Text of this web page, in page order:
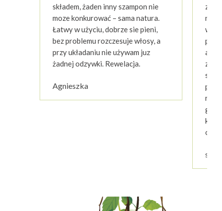
składem, żaden inny szampon nie
moze konkurować – sama natura.
Łatwy w użyciu, dobrze sie pieni,
bez problemu rozczesuje włosy, a
przy układaniu nie używam juz
żadnej odzywki. Rewelacja.
Agnieszka
na
a